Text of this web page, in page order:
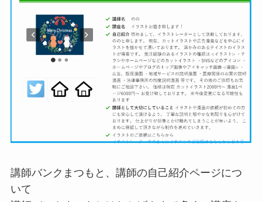
講師バンクまつもと、講師の自己紹介ページにつ
いて